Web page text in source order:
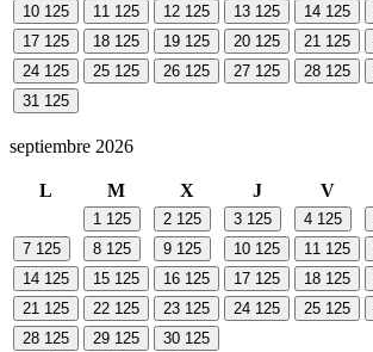
10 125 11 125 12 125 13 125 14 125
17 125 18 125 19 125 20 125 21 125
24 125 25 125 26 125 27 125 28 125
31 125
septiembre 2026
L M X J V
1 125 2 125 3 125 4 125
7 125 8 125 9 125 10 125 11 125
14 125 15 125 16 125 17 125 18 125
21 125 22 125 23 125 24 125 25 125
28 125 29 125 30 125